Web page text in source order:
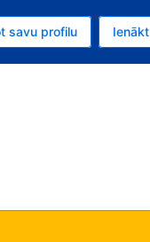
Latviski.
rezervējumu.
savu profilu Ienākt